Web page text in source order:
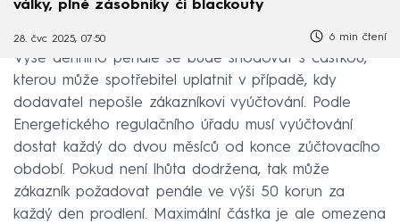
války, plné zásobníky či blackouty
28. čvc 2025, 07:50 6 min čtení
Výše denního penále se bude shodovat s částkou,
kterou může spotřebitel uplatnit v případě, kdy
dodavatel nepošle zákazníkovi vyúčtování. Podle
Energetického regulačního úřadu musí vyúčtování
dostat každý do dvou měsíců od konce zúčtovacího
období. Pokud není lhůta dodržena, tak může
zákazník požadovat penále ve výši 50 korun za
každý den prodlení. Maximální částka je ale omezena